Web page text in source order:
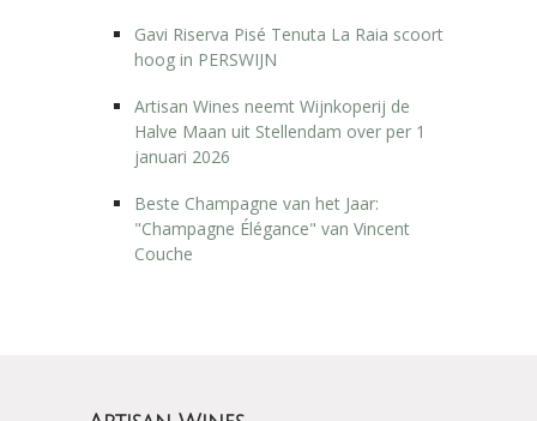
Gavi Riserva Pisé Tenuta La Raia scoort
hoog in PERSWIJN
Artisan Wines neemt Wijnkoperij de
Halve Maan uit Stellendam over per 1
januari 2026
Beste Champagne van het Jaar:
"Champagne Élégance" van Vincent
Couche